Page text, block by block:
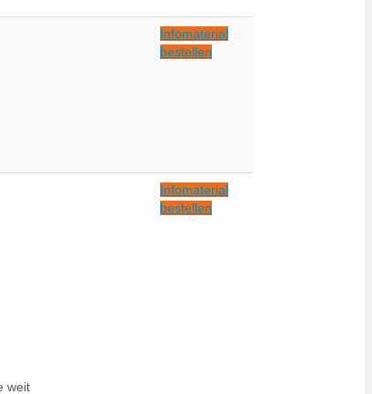
Infomaterial
bestellen
Infomaterial
bestellen
weit